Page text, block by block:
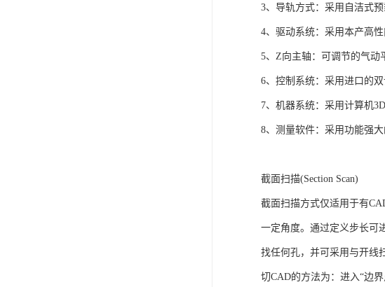
3、导轨方式：采用自洁式
4、驱动系统：采用本产高
5、Z向主轴：可调节的气动
6、控制系统：采用进口的
7、机器系统：采用计算机
8、测量软件：采用功能强